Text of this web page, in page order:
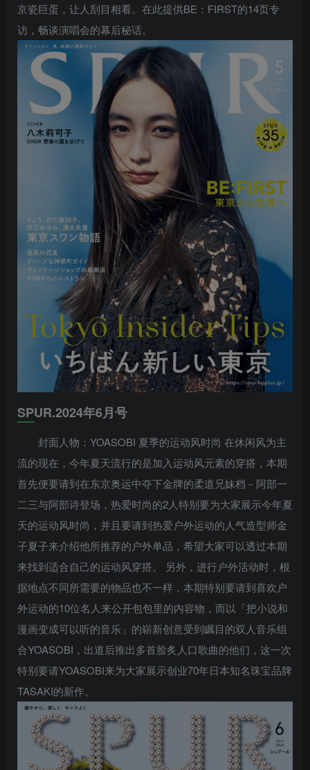
京瓷巨蛋，让人刮目相看。在此提供BE：FIRST的14页专
访，畅谈演唱会的幕后秘话。
SPUR.2024年6月号
封面人物：YOASOBI 夏季的运动风时尚 在休闲风为主
流的现在，今年夏天流行的是加入运动风元素的穿搭，本期
首先便要请到在东京奥运中夺下金牌的柔道兄妹档－阿部一
二三与阿部诗登场，热爱时尚的2人特别要为大家展示今年夏
天的运动风时尚，并且要请到热爱户外运动的人气造型师金
子夏子来介绍他所推荐的户外单品，希望大家可以透过本期
来找到适合自己的运动风穿搭。 另外，进行户外活动时，根
据地点不同所需要的物品也不一样，本期特别要请到喜欢户
外运动的10位名人来公开包包里的内容物，而以「把小说和
漫画变成可以听的音乐」的崭新创意受到瞩目的双人音乐组
合YOASOBI，出道后推出多首脍炙人口歌曲的他们，这一次
特别要请YOASOBI来为大家展示创业70年日本知名珠宝品牌
TASAKI的新作。